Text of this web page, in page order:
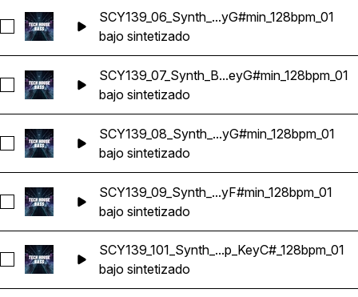
Seleccionar
SCY139_06_Synth_...yG#min_128bpm_01
bajo sintetizado
Seleccionar
SCY139_07_Synth_B...eyG#min_128bpm_01
bajo sintetizado
Seleccionar
SCY139_08_Synth_...yG#min_128bpm_01
bajo sintetizado
Seleccionar
SCY139_09_Synth_...yF#min_128bpm_01
bajo sintetizado
Seleccionar
SCY139_101_Synth_...p_KeyC#_128bpm_01
bajo sintetizado